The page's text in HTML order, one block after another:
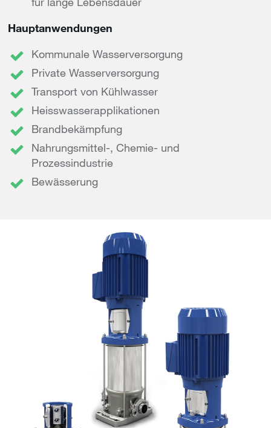
Hauptanwendungen
Kommunale Wasserversorgung
Private Wasserversorgung
Transport von Kühlwasser
Heisswasserapplikationen
Brandbekämpfung
Nahrungsmittel-, Chemie- und
Prozessindustrie
Bewässerung